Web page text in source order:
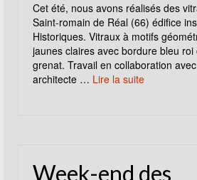
Cet été, nous avons réalisés des
Saint-romain de Réal (66) édifice
Historiques. Vitraux à motifs
jaunes claires avec bordure bleu roi
grenat. Travail en collaboration
architecte … Lire la suite
Week-end des